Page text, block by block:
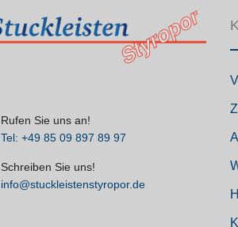
Rufen Sie uns an!
Tel: +49 85 09 897 89 97
Schreiben Sie uns!
info@stuckleistenstyropor.de